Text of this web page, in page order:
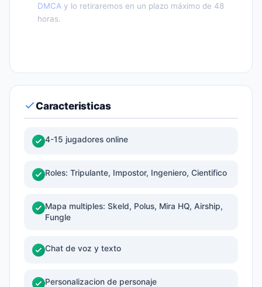
DMCA y lo retiraremos en un plazo máximo de 48
horas.
Caracteristicas
4-15 jugadores online
Roles: Tripulante, Impostor, Ingeniero, Cientifico
Mapa multiples: Skeld, Polus, Mira HQ, Airship,
Fungle
Chat de voz y texto
Personalizacion de personaje